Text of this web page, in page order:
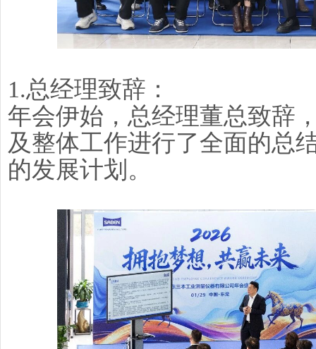
1.总经理致辞：
年会伊始，总经理董总致辞
及整体工作进行了全面的总
的发展计划。